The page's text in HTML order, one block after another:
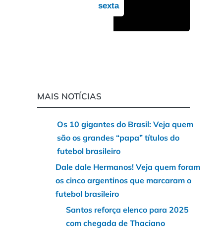
sexta
MAIS NOTÍCIAS
Os 10 gigantes do Brasil: Veja quem
são os grandes “papa” títulos do
futebol brasileiro
Dale dale Hermanos! Veja quem foram
os cinco argentinos que marcaram o
futebol brasileiro
Santos reforça elenco para 2025
com chegada de Thaciano